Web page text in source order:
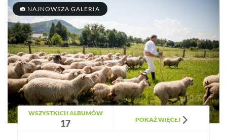
NAJNOWSZA GALERIA
WSZYSTKICH ALBUMÓW
17 POKAŻ WIĘCEJ